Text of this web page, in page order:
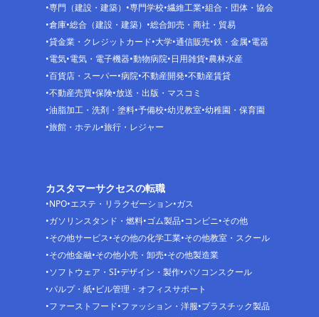
専門（建設・建築）
専門学校 繊維工業 組合・団体・協会
倉庫 総合（建設・建築）
総合卸売・商社・貿易
貸金業・クレジットカード 大学 通信販売 鉄・金属 電器
電気 電気・電子機器 動物病院 日用雑貨 農林水産
百貨店・スーパー 病院 不動産開発 不動産賃貸
不動産売買 保険 放送・出版・マスコミ
油脂加工・洗剤・塗料 予備校 幼児教室 幼稚園・保育園
旅館・ホテル 旅行・レジャー
カスタマーサクセスの転職
NPO エステ・リラクゼーション ガス
ガソリンスタンド・燃料 ゴム製品 コンビニ その他
その他サービス その他の化学工業 その他教室・スクール
その他金融 その他小売・卸売 その他製造業
ソフトウェア・SI デザイン・製作 パソコンスクール
パルプ・紙 ビル管理・オフィスサポート
ファーストフード ファッション・洋服 プラスチック製品